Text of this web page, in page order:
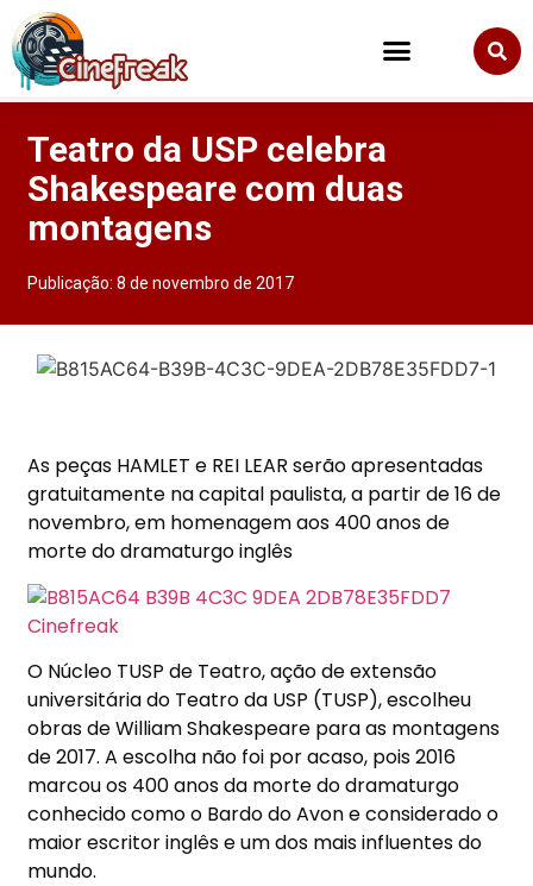
Teatro da USP celebra
Shakespeare com duas
montagens
Publicação:8 de novembro de 2017
As peças HAMLET e REI LEAR serão apresentadas
gratuitamente na capital paulista, a partir de 16 de
novembro, em homenagem aos 400 anos de
morte do dramaturgo inglês
O Núcleo TUSP de Teatro, ação de extensão
universitária do Teatro da USP (TUSP), escolheu
obras de William Shakespeare para as montagens
de 2017. A escolha não foi por acaso, pois 2016
marcou os 400 anos da morte do dramaturgo
conhecido como o Bardo do Avon e considerado o
maior escritor inglês e um dos mais influentes do
mundo.